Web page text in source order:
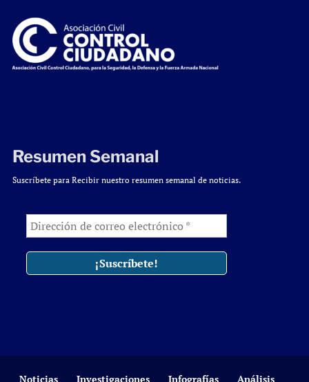
Resumen Semanal
Suscríbete para Recibir nuestro resumen semanal de noticias.
Noticias Investigaciones Infografías Análisis